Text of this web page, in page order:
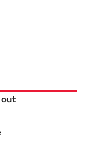
out